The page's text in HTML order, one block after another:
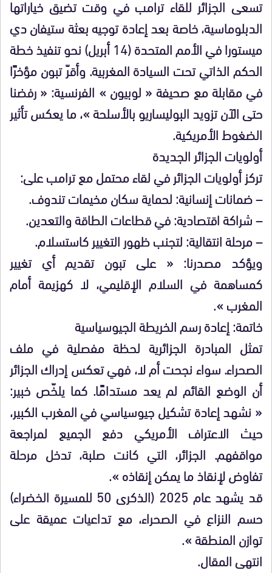
تسعى الجزائر للقاء ترامب في وقت تضيق خياراتها
الدبلوماسية، خاصة بعد إعادة توجيه بعثة ستيفان دي
ميستورا في الأمم المتحدة (14 أبريل) نحو تنفيذ خطة
الحكم الذاتي تحت السيادة المغربية. وأقرّ تبون مؤخرًا
في مقابلة مع صحيفة « لوبيون » الفرنسية: « رفضنا
حتى الآن تزويد البوليساريو بالأسلحة »، ما يعكس تأثير
الضغوط الأمريكية.
أولويات الجزائر الجديدة
تركز أولويات الجزائر في لقاء محتمل مع ترامب على:
– ضمانات إنسانية: لحماية سكان مخيمات تندوف.
– شراكة اقتصادية: في قطاعات الطاقة والتعدين.
– مرحلة انتقالية: لتجنب ظهور التغيير كاستسلام.
ويؤكد مصدرنا: « على تبون تقديم أي تغيير
كمساهمة في السلام الإقليمي، لا كهزيمة أمام
المغرب ».
خاتمة: إعادة رسم الخريطة الجيوسياسية
تمثل المبادرة الجزائرية لحظة مفصلية في ملف
الصحراء. سواء نجحت أم لا، فهي تعكس إدراك الجزائر
أن الوضع القائم لم يعد مستدامًا. كما يلخّص خبير:
« نشهد إعادة تشكيل جيوسياسي في المغرب الكبير،
حيث الاعتراف الأمريكي دفع الجميع لمراجعة
مواقفهم. الجزائر، التي كانت صلبة، تدخل مرحلة
تفاوض لإنقاذ ما يمكن إنقاذه ».
قد يشهد عام 2025 (الذكرى 50 للمسيرة الخضراء)
حسم النزاع في الصحراء، مع تداعيات عميقة على
توازن المنطقة ».
انتهى المقال.